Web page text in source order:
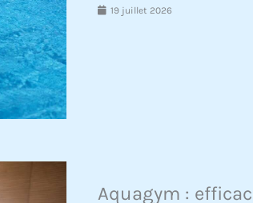
19 juillet 2026
Aquagym :